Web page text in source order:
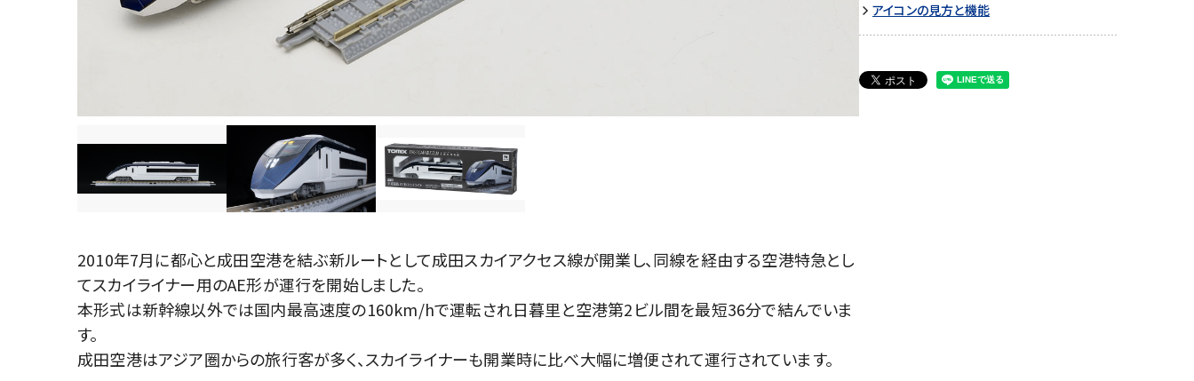
2010年7月に都心と成田空港を結ぶ新ルートとして成田スカイアクセス線が開業し、同線を経由する空港特急とし
てスカイライナー用のAE形が運行を開始しました。
本形式は新幹線以外では国内最高速度の160km/hで運転され日暮里と空港第2ビル間を最短36分で結んでいま
す。
成田空港はアジア圏からの旅行客が多く、スカイライナーも開業時に比べ大幅に増便されて運行されています。
アイコンの見方と機能